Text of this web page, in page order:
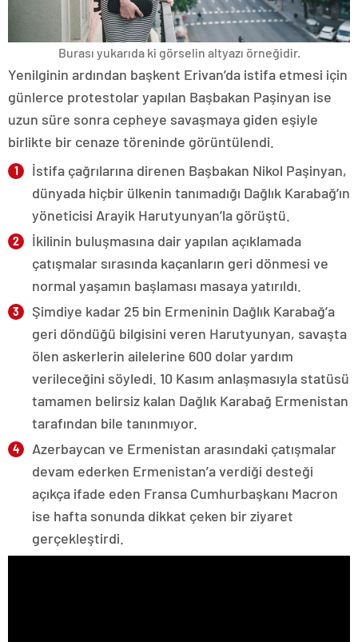
Burası yukarıda ki görselin altyazı örneğidir.
Yenilginin ardından başkent Erivan’da istifa etmesi için
günlerce protestolar yapılan Başbakan Paşinyan ise
uzun süre sonra cepheye savaşmaya giden eşiyle
birlikte bir cenaze töreninde görüntülendi.
İstifa çağrılarına direnen Başbakan Nikol Paşinyan,
dünyada hiçbir ülkenin tanımadığı Dağlık Karabağ’ın
yöneticisi Arayik Harutyunyan’la görüştü.
İkilinin buluşmasına dair yapılan açıklamada
çatışmalar sırasında kaçanların geri dönmesi ve
normal yaşamın başlaması masaya yatırıldı.
Şimdiye kadar 25 bin Ermeninin Dağlık Karabağ’a
geri döndüğü bilgisini veren Harutyunyan, savaşta
ölen askerlerin ailelerine 600 dolar yardım
verileceğini söyledi. 10 Kasım anlaşmasıyla statüsü
tamamen belirsiz kalan Dağlık Karabağ Ermenistan
tarafından bile tanınmıyor.
Azerbaycan ve Ermenistan arasındaki çatışmalar
devam ederken Ermenistan’a verdiği desteği
açıkça ifade eden Fransa Cumhurbaşkanı Macron
ise hafta sonunda dikkat çeken bir ziyaret
gerçekleştirdi.